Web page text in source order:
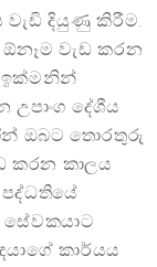
දියුණු කිරීම.
වැඩ කරන
ඉක්මනින්
දේශීය
ඔබට තොරතුරු
කරන කාලය
සේවකයාට
කාර්යය